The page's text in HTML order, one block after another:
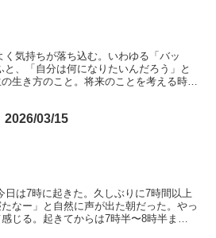
気持ちが落ち込む。いわゆる「バッ
と、「自分は何になりたいんだろう」と
生き方のこと。将来のことを考える時間
2026/03/15
は7時に起きた。久しぶりに7時間以上
なー」と自然に声が出た朝だった。やっ
じる。起きてからは7時半〜8時半まで